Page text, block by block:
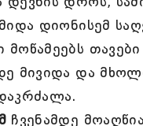
დიონისემ
თავები
მივიდა და
ჩვენამდე